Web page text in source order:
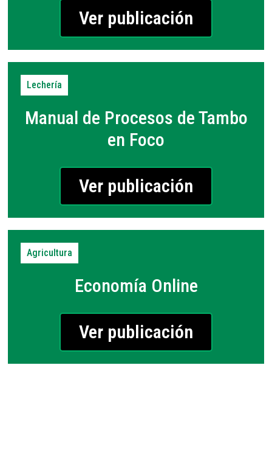
Ver publicación
Lechería
Manual de Procesos de Tambo
en Foco
Ver publicación
Agricultura
Economía Online
Ver publicación